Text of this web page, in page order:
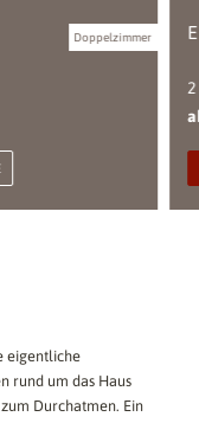
Doppelzimmer
eigentliche
rund um das Haus
Durchatmen. Ein